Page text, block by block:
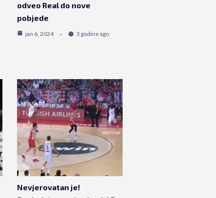
odveo Real do nove
pobjede
jan 6, 2024 3 godine ago
Nevjerovatan je!